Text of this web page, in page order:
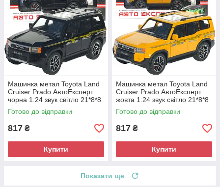
Машинка метал Toyota Land
Cruiser Prado АвтоЕксперт
чорна 1:24 звук світло 21*8*8
см (G7605-44)
Готово до відправки
817 ₴
Купити
Машинка метал Toyota Land
Cruiser Prado АвтоЕксперт
жовта 1:24 звук світло 21*8*8
см (G7605-44)
Готово до відправки
817 ₴
Купити
Показати ще